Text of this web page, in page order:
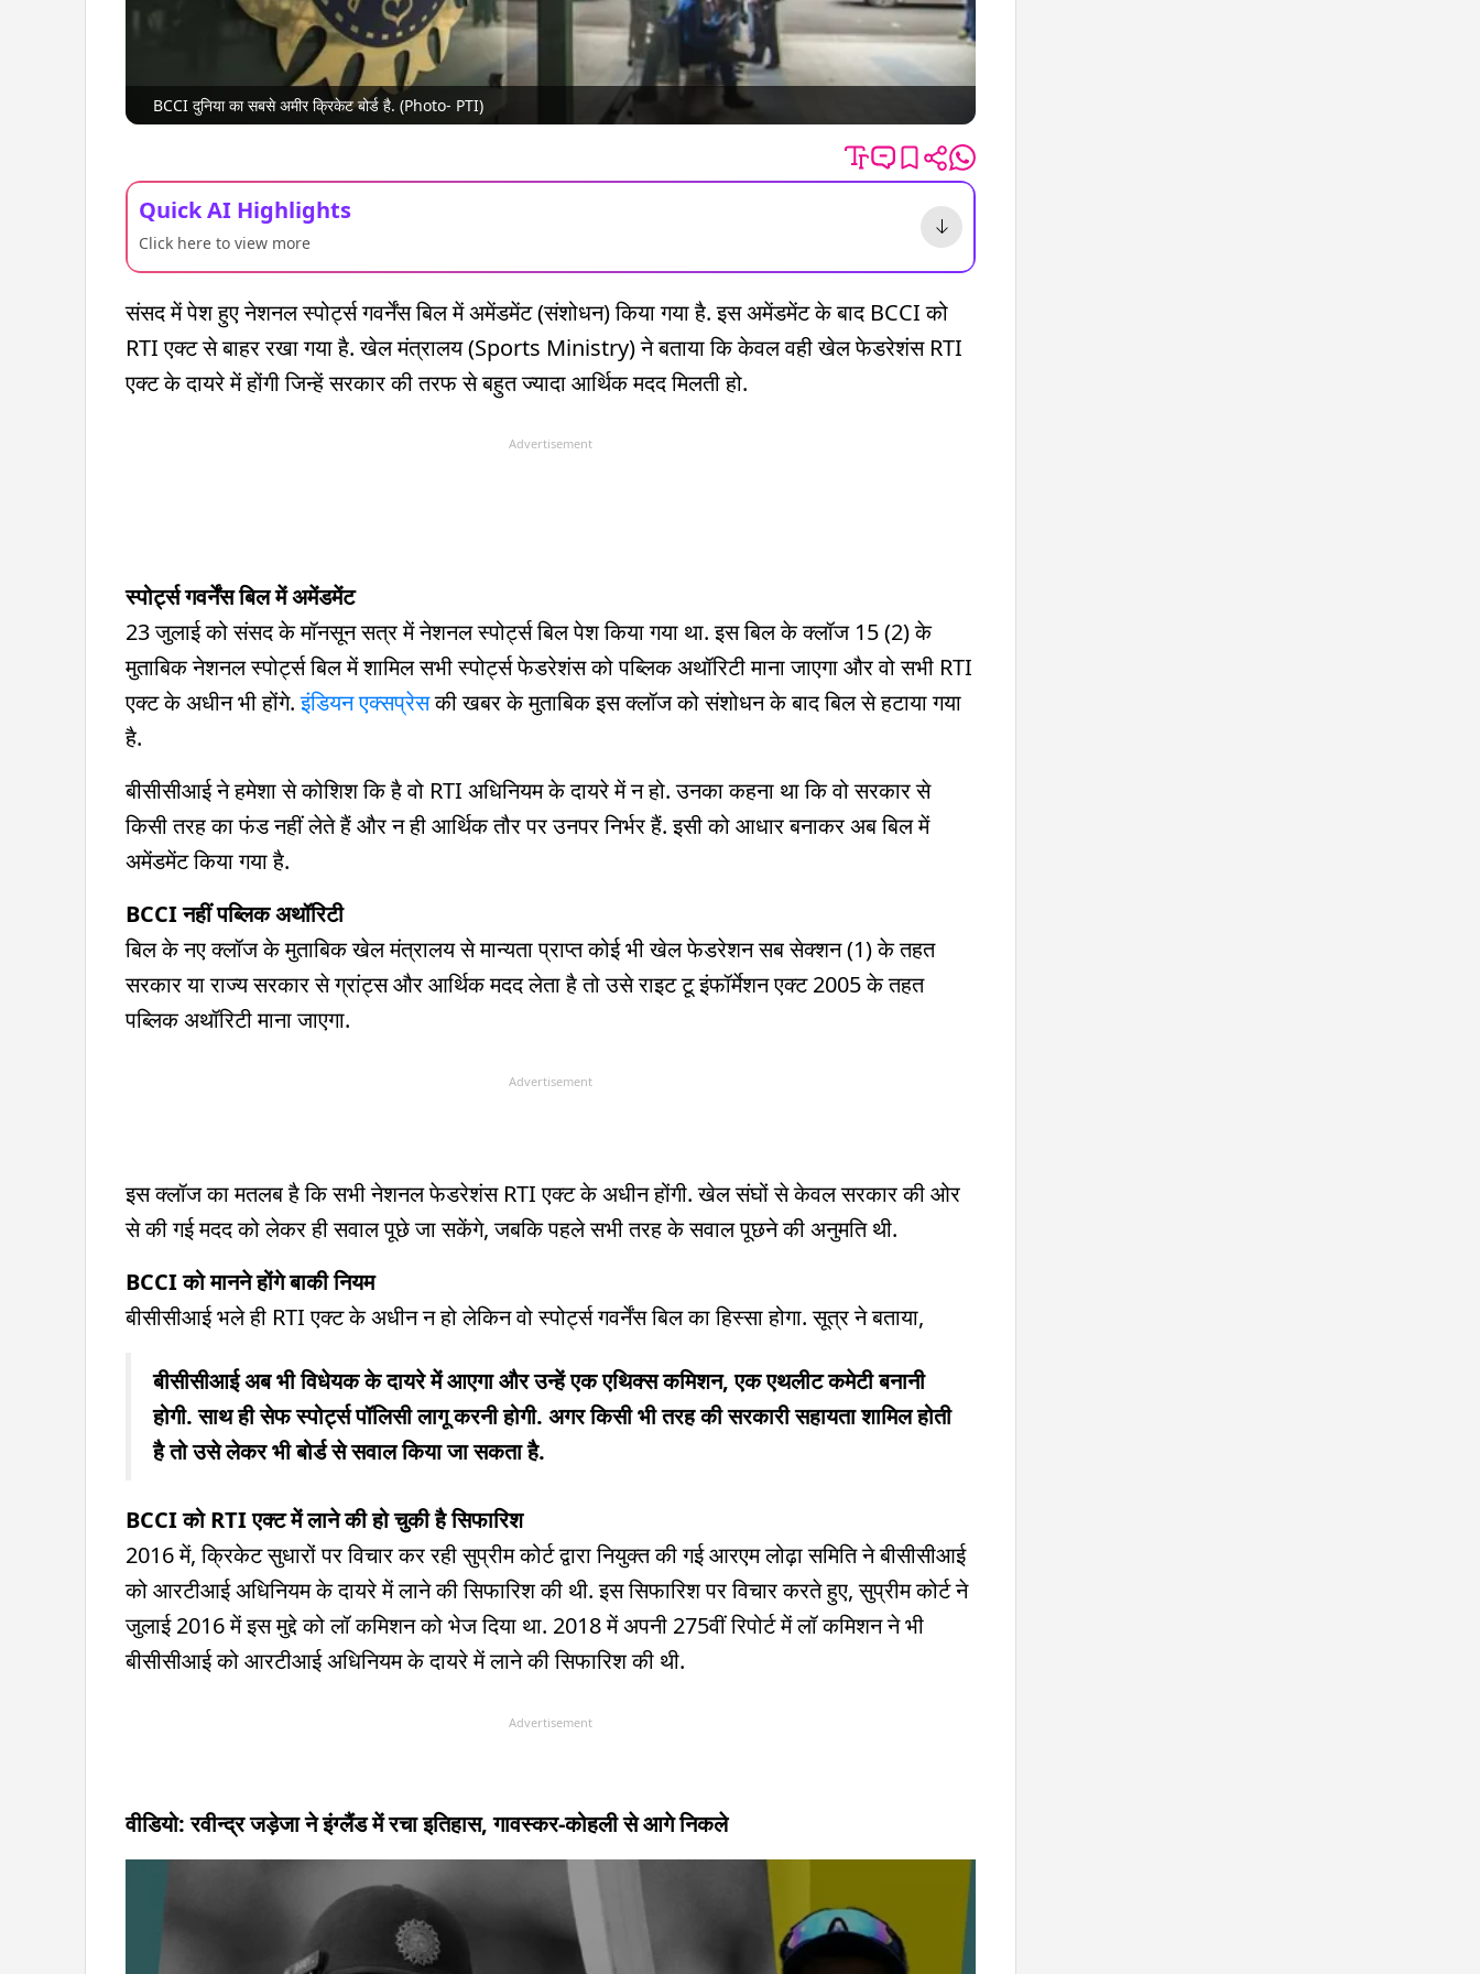
BCCI दुनिया का सबसे अमीर क्रिकेट बोर्ड है. (Photo- PTI)
Quick AI Highlights
Click here to view more
संसद में पेश हुए नेशनल स्पोर्ट्स गवर्नेंस बिल में अमेंडमेंट (संशोधन) किया गया है. इस अमेंडमेंट के बाद BCCI को
RTI एक्ट से बाहर रखा गया है. खेल मंत्रालय (Sports Ministry) ने बताया कि केवल वही खेल फेडरेशंस RTI
एक्ट के दायरे में होंगी जिन्हें सरकार की तरफ से बहुत ज्यादा आर्थिक मदद मिलती हो.
Advertisement
स्पोर्ट्स गवर्नेंस बिल में अमेंडमेंट
23 जुलाई को संसद के मॉनसून सत्र में नेशनल स्पोर्ट्स बिल पेश किया गया था. इस बिल के क्लॉज 15 (2) के
मुताबिक नेशनल स्पोर्ट्स बिल में शामिल सभी स्पोर्ट्स फेडरेशंस को पब्लिक अथॉरिटी माना जाएगा और वो सभी RTI
एक्ट के अधीन भी होंगे.इंडियन एक्सप्रेसकी खबर के मुताबिक इस क्लॉज को संशोधन के बाद बिल से हटाया गया
है.
बीसीसीआई ने हमेशा से कोशिश कि है वो RTI अधिनियम के दायरे में न हो. उनका कहना था कि वो सरकार से
किसी तरह का फंड नहीं लेते हैं और न ही आर्थिक तौर पर उनपर निर्भर हैं. इसी को आधार बनाकर अब बिल में
अमेंडमेंट किया गया है.
BCCI नहीं पब्लिक अथॉरिटी
बिल के नए क्लॉज के मुताबिक खेल मंत्रालय से मान्यता प्राप्त कोई भी खेल फेडरेशन सब सेक्शन (1) के तहत
सरकार या राज्य सरकार से ग्रांट्स और आर्थिक मदद लेता है तो उसे राइट टू इंफॉर्मेशन एक्ट 2005 के तहत
पब्लिक अथॉरिटी माना जाएगा.
Advertisement
इस क्लॉज का मतलब है कि सभी नेशनल फेडरेशंस RTI एक्ट के अधीन होंगी. खेल संघों से केवल सरकार की ओर
से की गई मदद को लेकर ही सवाल पूछे जा सकेंगे, जबकि पहले सभी तरह के सवाल पूछने की अनुमति थी.
BCCI को मानने होंगे बाकी नियम
बीसीसीआई भले ही RTI एक्ट के अधीन न हो लेकिन वो स्पोर्ट्स गवर्नेंस बिल का हिस्सा होगा. सूत्र ने बताया,
बीसीसीआई अब भी विधेयक के दायरे में आएगा और उन्हें एक एथिक्स कमिशन, एक एथलीट कमेटी बनानी
होगी. साथ ही सेफ स्पोर्ट्स पॉलिसी लागू करनी होगी. अगर किसी भी तरह की सरकारी सहायता शामिल होती
है तो उसे लेकर भी बोर्ड से सवाल किया जा सकता है.
BCCI को RTI एक्ट में लाने की हो चुकी है सिफारिश
2016 में, क्रिकेट सुधारों पर विचार कर रही सुप्रीम कोर्ट द्वारा नियुक्त की गई आरएम लोढ़ा समिति ने बीसीसीआई
को आरटीआई अधिनियम के दायरे में लाने की सिफारिश की थी. इस सिफारिश पर विचार करते हुए, सुप्रीम कोर्ट ने
जुलाई 2016 में इस मुद्दे को लॉ कमिशन को भेज दिया था. 2018 में अपनी 275वीं रिपोर्ट में लॉ कमिशन ने भी
बीसीसीआई को आरटीआई अधिनियम के दायरे में लाने की सिफारिश की थी.
Advertisement
वीडियो: रवीन्द्र जड़ेजा ने इंग्लैंड में रचा इतिहास, गावस्कर-कोहली से आगे निकले